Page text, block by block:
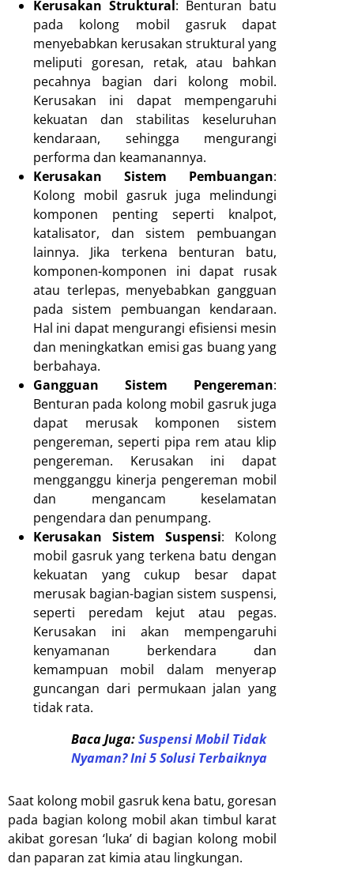
Kerusakan Struktural : Benturan batu
pada kolong mobil gasruk dapat
menyebabkan kerusakan struktural yang
meliputi goresan, retak, atau bahkan
pecahnya bagian dari kolong mobil.
Kerusakan ini dapat mempengaruhi
kekuatan dan stabilitas keseluruhan
kendaraan, sehingga mengurangi
performa dan keamanannya.
Kerusakan Sistem Pembuangan:
Kolong mobil gasruk juga melindungi
komponen penting seperti knalpot,
katalisator, dan sistem pembuangan
lainnya. Jika terkena benturan batu,
komponen-komponen ini dapat rusak
atau terlepas, menyebabkan gangguan
pada sistem pembuangan kendaraan.
Hal ini dapat mengurangi efisiensi mesin
dan meningkatkan emisi gas buang yang
berbahaya.
Gangguan Sistem Pengereman:
Benturan pada kolong mobil gasruk juga
dapat merusak komponen sistem
pengereman, seperti pipa rem atau klip
pengereman. Kerusakan ini dapat
mengganggu kinerja pengereman mobil
dan mengancam keselamatan
pengendara dan penumpang.
Kerusakan Sistem Suspensi: Kolong
mobil gasruk yang terkena batu dengan
kekuatan yang cukup besar dapat
merusak bagian-bagian sistem suspensi,
seperti peredam kejut atau pegas.
Kerusakan ini akan mempengaruhi
kenyamanan berkendara dan
kemampuan mobil dalam menyerap
guncangan dari permukaan jalan yang
tidak rata.
Baca Juga:Suspensi Mobil Tidak
Nyaman? Ini 5 Solusi Terbaiknya
Saat kolong mobil gasruk kena batu, goresan
pada bagian kolong mobil akan timbul karat
akibat goresan ‘luka’ di bagian kolong mobil
dan paparan zat kimia atau lingkungan.